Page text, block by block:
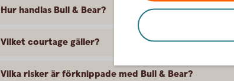
Hur handlas Bull & Bear?
Vilket courtage gäller?
Vilka risker är förknippade med Bull & Bear?